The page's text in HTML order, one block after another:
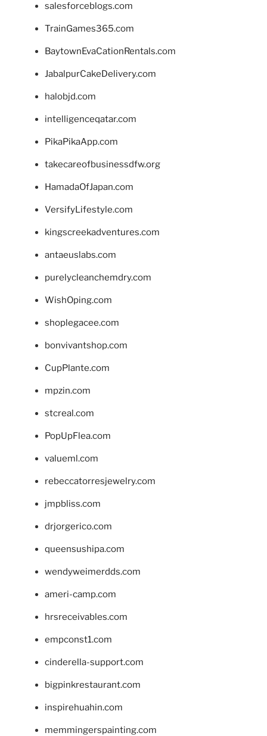
salesforceblogs.com
TrainGames365.com
BaytownEvaCationRentals.com
JabalpurCakeDelivery.com
halobjd.com
intelligenceqatar.com
PikaPikaApp.com
takecareofbusinessdfw.org
HamadaOfJapan.com
VersifyLifestyle.com
kingscreekadventures.com
antaeuslabs.com
purelycleanchemdry.com
WishOping.com
shoplegacee.com
bonvivantshop.com
CupPlante.com
mpzin.com
stcreal.com
PopUpFlea.com
valueml.com
rebeccatorresjewelry.com
jmpbliss.com
drjorgerico.com
queensushipa.com
wendyweimerdds.com
ameri-camp.com
hrsreceivables.com
empconst1.com
cinderella-support.com
bigpinkrestaurant.com
inspirehuahin.com
memmingerspainting.com